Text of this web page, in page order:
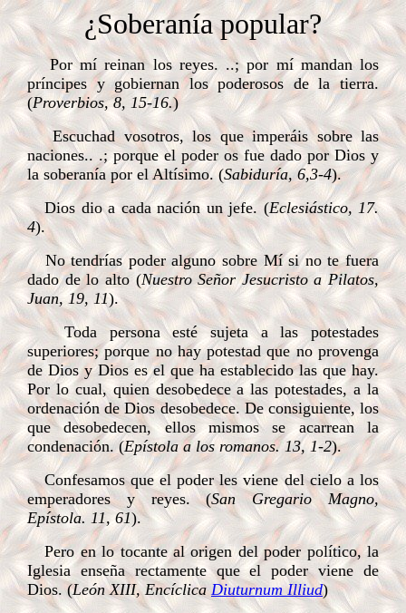
¿Soberanía popular?
Por mí reinan los reyes. ..; por mí mandan los
príncipes y gobiernan los poderosos de la tierra.
(Proverbios, 8, 15-16.)
Escuchad vosotros, los que imperáis sobre las
naciones.. .; porque el poder os fue dado por Dios y
la soberanía por el Altísimo. (Sabiduría, 6,3-4).
Dios dio a cada nación un jefe. (Eclesiástico, 17.
4).
No tendrías poder alguno sobre Mí si no te fuera
dado de lo alto (Nuestro Señor Jesucristo a Pilatos,
Juan, 19, 11).
Toda persona esté sujeta a las potestades
superiores; porque no hay potestad que no provenga
de Dios y Dios es el que ha establecido las que hay.
Por lo cual, quien desobedece a las potestades, a la
ordenación de Dios desobedece. De consiguiente, los
que desobedecen, ellos mismos se acarrean la
condenación. (Epístola a los romanos. 13, 1-2).
Confesamos que el poder les viene del cielo a los
emperadores y reyes. (San Gregario Magno,
Epístola. 11, 61).
Pero en lo tocante al origen del poder político, la
Iglesia enseña rectamente que el poder viene de
Dios. (León XIII, Encíclica Diuturnum Illiud)